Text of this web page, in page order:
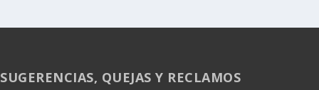
SUGERENCIAS, QUEJAS Y RECLAMOS